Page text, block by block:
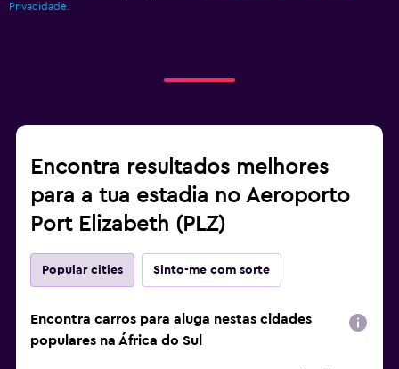
Privacidade.
Encontra resultados melhores
para a tua estadia no Aeroporto
Port Elizabeth (PLZ)
Popular cities Sinto-me com sorte
Encontra carros para aluga nestas cidades
populares na África do Sul